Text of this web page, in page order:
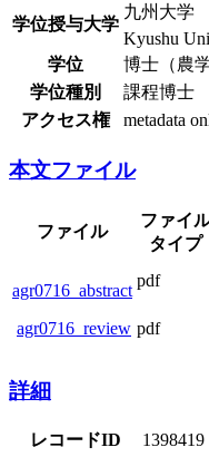
学位授与大学
九州大学
Kyushu
学位
博士（農学
学位種別
課程博士
アクセス権
metadata
本文ファイル
ファイル
ファイ
タイプ
agr0716_abstract
pdf
agr0716_review pdf
詳細
レコードID
1398419